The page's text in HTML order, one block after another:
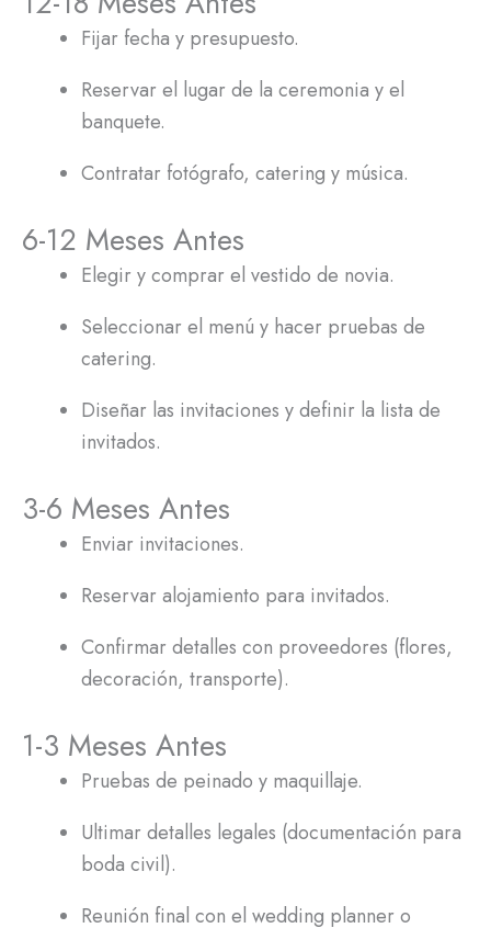
Fijar fecha y presupuesto.
Reservar el lugar de la ceremonia y el
banquete.
Contratar fotógrafo, catering y música.
6-12 Meses Antes
Elegir y comprar el vestido de novia.
Seleccionar el menú y hacer pruebas de
catering.
Diseñar las invitaciones y definir la lista de
invitados.
3-6 Meses Antes
Enviar invitaciones.
Reservar alojamiento para invitados.
Confirmar detalles con proveedores (flores,
decoración, transporte).
1-3 Meses Antes
Pruebas de peinado y maquillaje.
Ultimar detalles legales (documentación para
boda civil).
Reunión final con el wedding planner o